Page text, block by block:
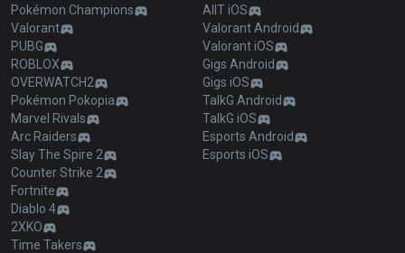
Pokémon Champions
Valorant
PUBG
ROBLOX
OVERWATCH2
Pokémon Pokopia
Marvel Rivals
Arc Raiders
Slay The Spire 2
Counter Strike 2
Fortnite
Diablo 4
2XKO
Time Takers
AllT iOS
Valorant Android
Valorant iOS
Gigs Android
Gigs iOS
TalkG Android
TalkG iOS
Esports Android
Esports iOS